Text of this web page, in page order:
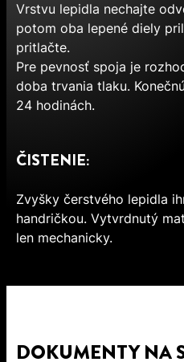
Vrstvu lepidla nechajte
potom oba lepené diely
pritlačte.
Pre pevnosť spoja je
doba trvania tlaku.
24 hodinách.
ČISTENIE:
Zvyšky čerstvého lepidla
handričkou. Vytvrdnutý
len mechanicky.
DOKUMENTY NA